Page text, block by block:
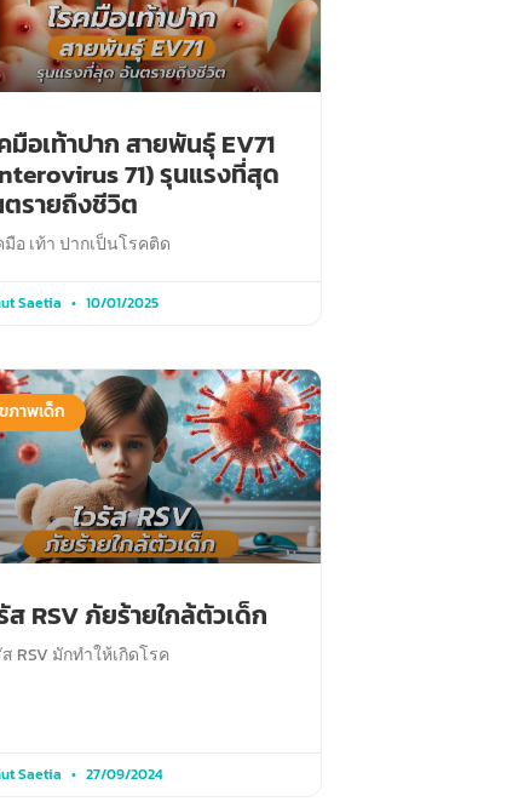
มือเท้าปาก สายพันธุ์ EV71
71) รุนแรงที่สุด
รายถึงชีวิต
อ เท้า ปากเป็นโรคติด
Saetia 10/01/2025
ภาพเด็ก
ส RSV ภัยร้ายใกล้ตัวเด็ก
RSV มักทำให้เกิดโรค
Saetia 27/09/2024